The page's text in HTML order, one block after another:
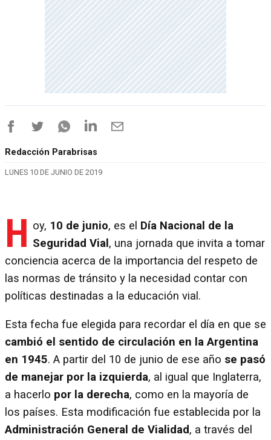
Redacción Parabrisas
LUNES 10 DE JUNIO DE 2019
H oy, 10 de junio, es el Día Nacional de la
Seguridad Vial , una jornada que invita a tomar
conciencia acerca de la importancia del respeto de
las normas de tránsito y la necesidad contar con
políticas destinadas a la educación vial.
Esta fecha fue elegida para recordar el día en que se
cambió el sentido de circulación en la Argentina
en 1945. A partir del 10 de junio de ese año se pasó
de manejar por la izquierda, al igual que Inglaterra,
a hacerlo por la derecha, como en la mayoría de
los países. Esta modificación fue establecida por la
Administración General de Vialidad, a través del